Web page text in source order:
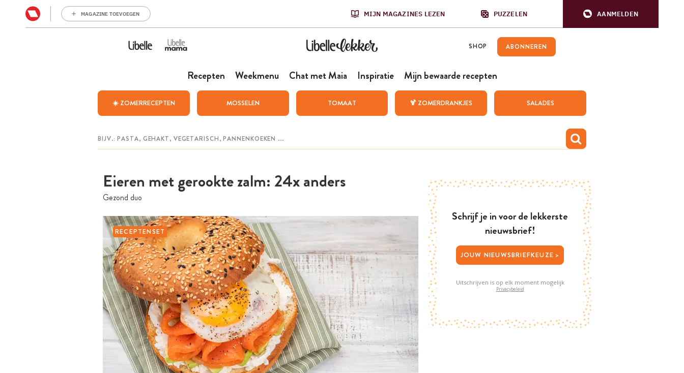
MAGAZINE TOEVOEGEN MIJN MAGAZINES LEZEN PUZZELEN AANMELDEN
SHOP ABONNEREN
Recepten Weekmenu Chat met Maia Inspiratie Mijn bewaarde recepten
☀️ ZOMERRECEPTEN MOSSELEN TOMAAT 🍹 ZOMERDRANKJES SALADES
Eieren met gerookte zalm: 24x anders
Gezond duo
RECEPTENSET
Schrijf je in voor de lekkerste
nieuwsbrief!
JOUW NIEUWSBRIEFKEUZE >
Uitschrijven is op elk moment mogelijk
Privacybeleid